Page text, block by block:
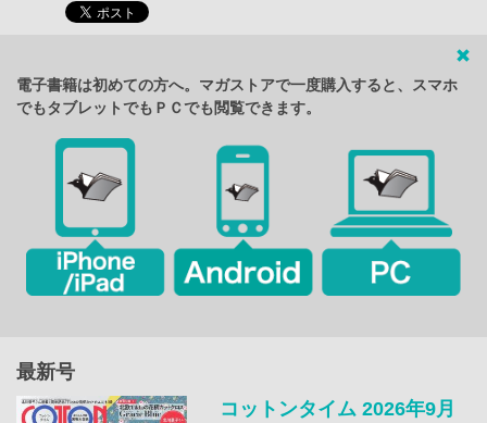
電子書籍は初めての方へ。マガストアで一度購入すると、スマホ
でもタブレットでもＰＣでも閲覧できます。
最新号
コットンタイム 2026年9月